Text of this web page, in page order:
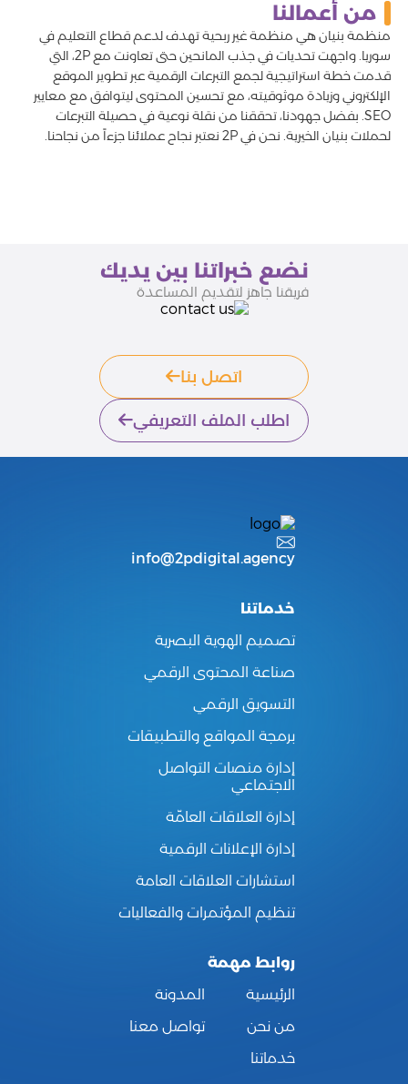
من أعمالنا
منظمة بنيان هي منظمة غير ربحية تهدف لدعم قطاع التعليم في
سوريا. واجهت تحديات في جذب المانحين حتى تعاونت مع 2P، التي
قدمت خطة استراتيجية لجمع التبرعات الرقمية عبر تطوير الموقع
الإلكتروني وزيادة موثوقيته، مع تحسين المحتوى ليتوافق مع معايير
SEO. بفضل جهودنا، تحققنا من نقلة نوعية في حصيلة التبرعات
لحملات بنيان الخيرية. نحن في 2P نعتبر نجاح عملائنا جزءاً من نجاحنا.
نضع خبراتنا بين يديك
فريقنا جاهز لتقديم المساعدة
اتصل بنا
اطلب الملف التعريفي
info@2pdigital.agency
روابط مهمة
الرئيسية
من نحن
خدماتنا
المدونة
تواصل معنا
خدماتنا
تصميم الهوية البصرية
صناعة المحتوى الرقمي
التسويق الرقمي
برمجة المواقع والتطبيقات
إدارة منصات التواصل
الاجتماعي
إدارة العلاقات العامّة
إدارة الإعلانات الرقمية
استشارات العلاقات العامة
تنظيم المؤتمرات والفعاليات